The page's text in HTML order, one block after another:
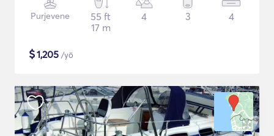
Purjevene
55 ft
17 m
4 3 4
$1,205 /yö